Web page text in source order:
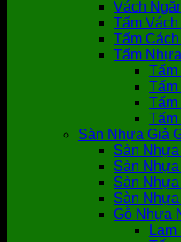
Vách
Tấm
Tấm
Tấm
Tấm
Tấm
Tấm
Sàn Nhựa Giả
Sàn
Sàn
Sàn
Sàn
Gỗ Nhựa